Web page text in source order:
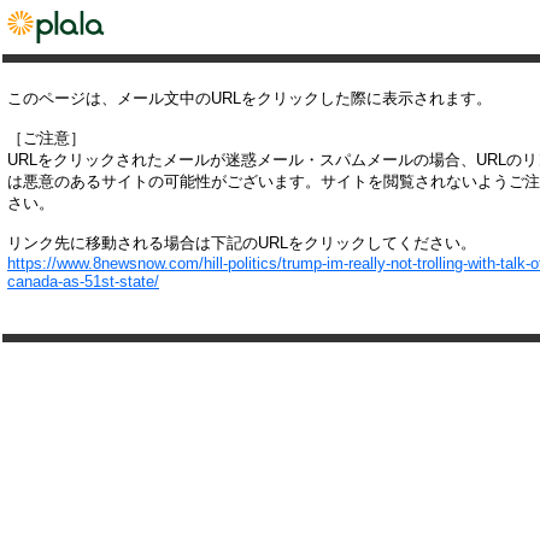
このページは、メール文中のURLをクリックした際に表示されます。
［ご注意］
URLをクリックされたメールが迷惑メール・スパムメールの場合、URLの
は悪意のあるサイトの可能性がございます。サイトを閲覧されないようご
さい。
リンク先に移動される場合は下記のURLをクリックしてください。
https://www.8newsnow.com/hill-politics/trump-im-really-not-trolling-with-talk-
canada-as-51st-state/